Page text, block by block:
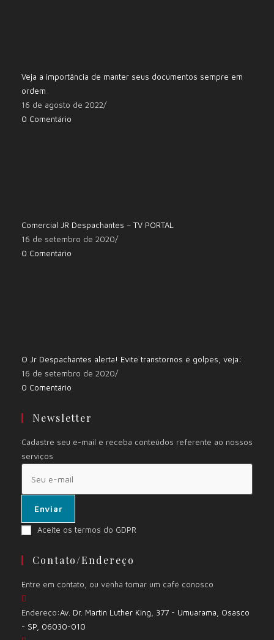
Veja a importância de manter seus documentos sempre em
ordem
16 de agosto de 2022/
0 Comentário
Comercial JR Despachantes – TV PORTAL
16 de setembro de 2020/
0 Comentário
O Jr Despachantes alerta! Evite transtornos e golpes, veja:
16 de setembro de 2020/
0 Comentário
Newsletter
Cadastre seu e-mail e receba conteúdos referente ao nossos
serviços
Enviar
Aceite os termos do GDPR
Contato/Endereço
Entre em contato, ou venha tomar um café conosco
Endereço:Av. Dr. Martin Luther King, 377 - Umuarama, Osasco
- SP, 06030-010